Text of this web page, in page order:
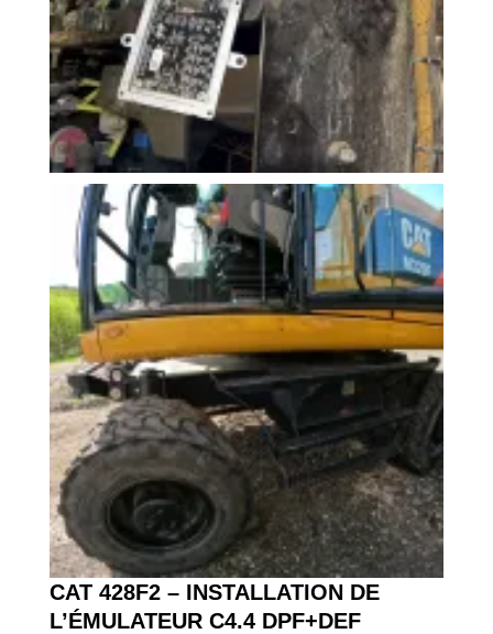
CAT 428F2 – INSTALLATION DE
L’ÉMULATEUR C4.4 DPF+DEF